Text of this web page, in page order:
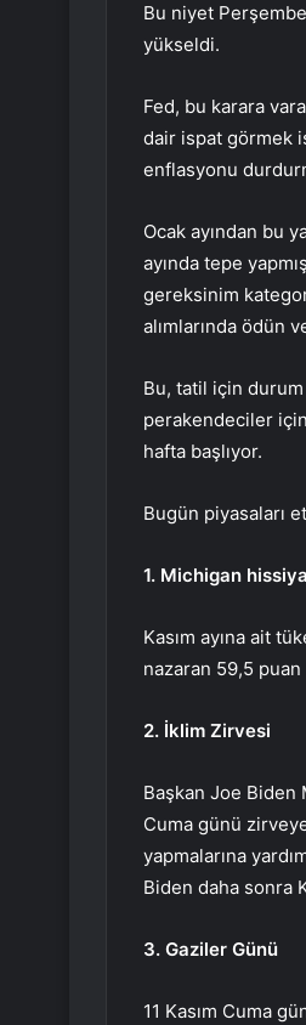
Bu niyet
yükseldi.
Fed, bu karara
dair ispat görmek
enflasyonu
Ocak ayından bu
ayında tepe
gereksinim
alımlarında ödün
Bu, tatil için durum
perakendeciler
hafta başlıyor.
Bugün piyasaları
1. Michigan
Kasım ayına ait
nazaran 59,5
2. İklim Zirvesi
Başkan Joe Biden
Cuma günü
yapmalarına
Biden daha sonra
3. Gaziler Günü
11 Kasım Cuma